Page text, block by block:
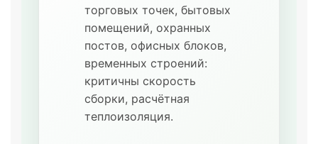
торговых точек, бытовых
помещений, охранных
постов, офисных блоков,
временных строений:
критичны скорость
сборки, расчётная
теплоизоляция.